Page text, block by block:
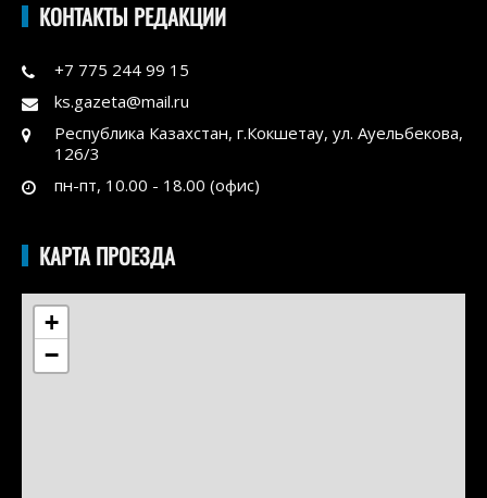
КОНТАКТЫ РЕДАКЦИИ
+7 775 244 99 15
ks.gazeta@mail.ru
Республика Казахстан, г.Кокшетау, ул. Ауельбекова,
126/3
пн-пт, 10.00 - 18.00 (офис)
КАРТА ПРОЕЗДА
+
−